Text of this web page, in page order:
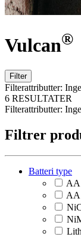
Vulcan®
Filter
Filterattributter:
6 RESULTATER
Filterattributter:
Filtrer
Batteri type
AA